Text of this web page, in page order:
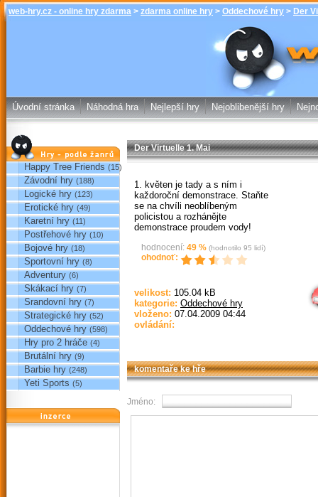
web-hry.cz - online hry zdarma > zdarma online hry > Oddechové hry > Der
Der Virtuelle
zdarma
Úvodní stránka Náhodná hra Nejlepší hry Nejoblibenější hry
Hry podle žánrů
Happy Tree Friends (15)
Závodní hry (188)
Logické hry (123)
Erotické hry (49)
Karetní hry (11)
Postřehové hry (10)
Bojové hry (18)
Sportovní hry (8)
Adventury (6)
Skákací hry (7)
Srandovní hry (7)
Strategické hry (52)
Oddechové hry (598)
Hry pro 2 hráče (4)
Brutální hry (9)
Barbie hry (248)
Yeti Sports (5)
reklama
Der Virtuelle 1. Mai
1. květen je tady a s ním i
každoroční demonstrace. Staňte
se na chvíli neoblíbeným
policistou a rozhánějte
demonstrace proudem vody!
hodnocení: 49 % (hodnotilo 95 lidí)
ohodnoť:
velikost: 105.04 kB
kategorie: Oddechové hry
vloženo: 07.04.2009 04:44
ovládání:
komentaře ke hře
Jméno: